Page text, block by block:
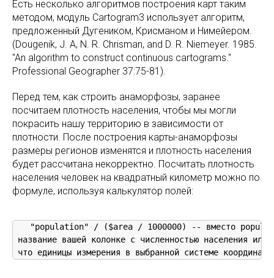
Есть несколько алгоритмов построения карт таким
методом, модуль Cartogram3 использует алгоритм,
предложенный Дугеником, Крисманом и Нимейером.
(Dougenik, J. A, N. R. Chrisman, and D. R. Niemeyer. 1985.
"An algorithm to construct continuous cartograms."
Professional Geographer 37:75-81).
Перед тем, как строить анаморфозы, заранее
посчитаем плотность населения, чтобы мы могли
покрасить нашу территорию в зависимости от
плотности. После построения карты-анаморфозы
размеры регионов изменятся и плотность населения
будет рассчитана некорректно. Посчитать плотность
населения человек на квадратный километр можно по
формуле, используя калькулятор полей:
"population" / ($area / 1000000) -- вместо
название вашей колонке с численностью населения
что единицы измерения в выбранной системе